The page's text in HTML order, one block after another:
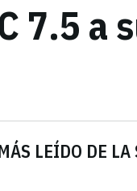
7.5 a
LEÍDO DE